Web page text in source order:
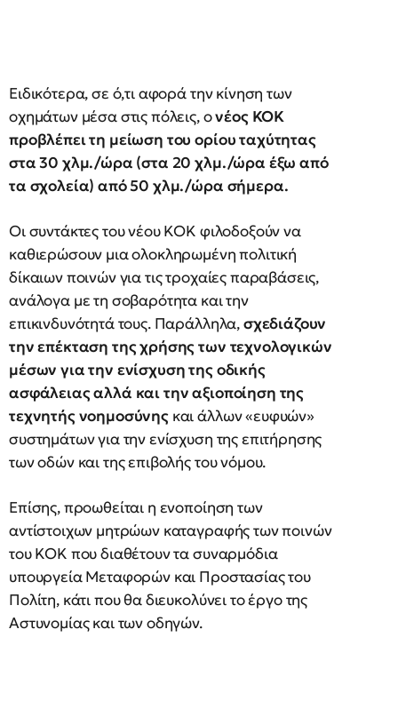
Ειδικότερα, σε ό,τι αφορά την κίνηση των
οχημάτων μέσα στις πόλεις, ονέος ΚΟΚ
προβλέπει τη μείωση του ορίου ταχύτητας
στα 30 χλμ./ώρα (στα 20 χλμ./ώρα έξω από
τα σχολεία) από 50 χλμ./ώρα σήμερα.
Οι συντάκτες του νέου ΚΟΚ φιλοδοξούν να
καθιερώσουν μια ολοκληρωμένη πολιτική
δίκαιων ποινών για τις τροχαίες παραβάσεις,
ανάλογα με τη σοβαρότητα και την
επικινδυνότητά τους. Παράλληλα,σχεδιάζουν
την επέκταση της χρήσης των τεχνολογικών
μέσων για την ενίσχυση της οδικής
ασφάλειας αλλά και την αξιοποίηση της
τεχνητής νοημοσύνηςκαι άλλων «ευφυών»
συστημάτων για την ενίσχυση της επιτήρησης
των οδών και της επιβολής του νόμου.
Επίσης, προωθείται η ενοποίηση των
αντίστοιχων μητρώων καταγραφής των ποινών
του ΚΟΚ που διαθέτουν τα συναρμόδια
υπουργεία Μεταφορών και Προστασίας του
Πολίτη, κάτι που θα διευκολύνει το έργο της
Αστυνομίας και των οδηγών.